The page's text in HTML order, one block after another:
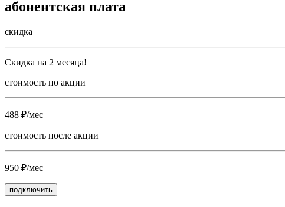
абонентская плата
скидка
Скидка на 2 месяца!
стоимость по акции
488 ₽/мес
стоимость после акции
950 ₽/мес
подключить